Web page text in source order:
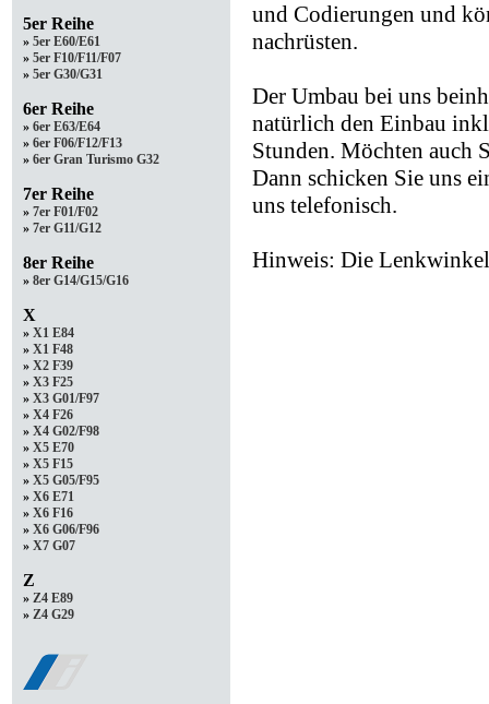
5er Reihe
» 5er E60/E61
» 5er F10/F11/F07
» 5er G30/G31
6er Reihe
» 6er E63/E64
» 6er F06/F12/F13
» 6er Gran Turismo G32
7er Reihe
» 7er F01/F02
» 7er G11/G12
8er Reihe
» 8er G14/G15/G16
X
» X1 E84
» X1 F48
» X2 F39
» X3 F25
» X3 G01/F97
» X4 F26
» X4 G02/F98
» X5 E70
» X5 F15
» X5 G05/F95
» X6 E71
» X6 F16
» X6 G06/F96
» X7 G07
Z
» Z4 E89
» Z4 G29
und Codierungen und
nachrüsten.
Der Umbau bei uns
natürlich den Einbau
Stunden. Möchten auch
Dann schicken Sie uns
uns telefonisch.
Hinweis: Die